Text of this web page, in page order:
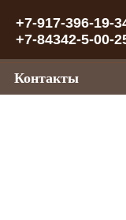
+7-917-396-19-
+7-84342-5-00-
Контакты